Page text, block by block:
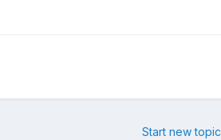
Start new topic